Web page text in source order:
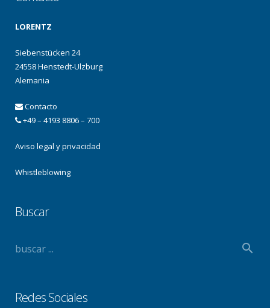
LORENTZ
Siebenstücken 24
24558 Henstedt-Ulzburg
Alemania
Contacto
+49 – 4193 8806 – 700
Aviso legal y privacidad
Whistleblowing
Buscar
Redes Sociales